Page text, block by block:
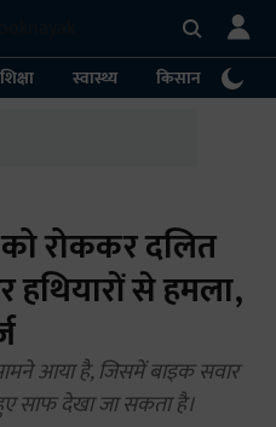
शिक्षा स्वास्थ्य किसान
को रोककर दलित
हथियारों से हमला,
आया है, जिसमें बाइक सवार
साफ देखा जा सकता है।